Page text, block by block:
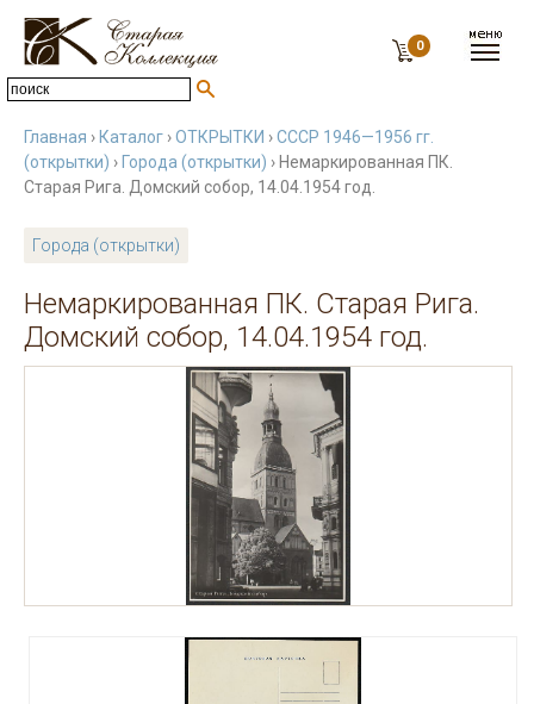
0
Главная › Каталог ›ОТКРЫТКИ ›СССР 1946—1956 гг.
(открытки) › Города (открытки) › Немаркированная ПК.
Старая Рига. Домский собор, 14.04.1954 год.
Города (открытки)
Немаркированная ПК. Старая Рига.
Домский собор, 14.04.1954 год.